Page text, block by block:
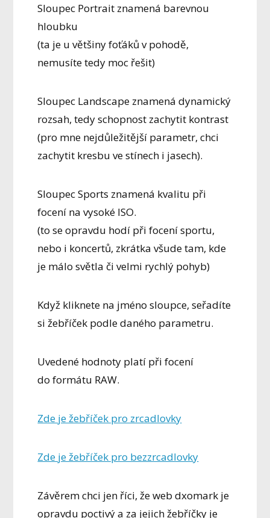
Sloupec Portrait znamená barevnou
hloubku
(ta je u většiny foťáků v pohodě,
nemusíte tedy moc řešit)
Sloupec Landscape znamená dynamický
rozsah, tedy schopnost zachytit kontrast
(pro mne nejdůležitější parametr, chci
zachytit kresbu ve stínech i jasech).
Sloupec Sports znamená kvalitu při
focení na vysoké ISO.
(to se opravdu hodí při focení sportu,
nebo i koncertů, zkrátka všude tam, kde
je málo světla či velmi rychlý pohyb)
Když kliknete na jméno sloupce, seřadíte
si žebříček podle daného parametru.
Uvedené hodnoty platí při focení
do formátu RAW.
Zde je žebříček pro zrcadlovky
Zde je žebříček pro bezzrcadlovky
Závěrem chci jen říci, že web dxomark je
opravdu poctivý a za jejich žebříčky je